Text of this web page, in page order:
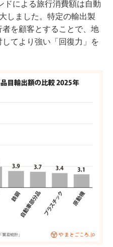
ドによる旅行消費額は自動
しました。特定の輸出製
を顧客とすることで、地
てより強い「回復力」を